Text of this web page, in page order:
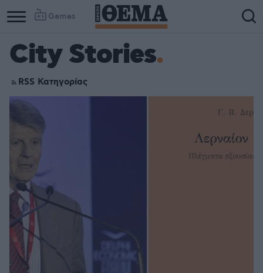
Games
City Stories
RSS Κατηγορίας